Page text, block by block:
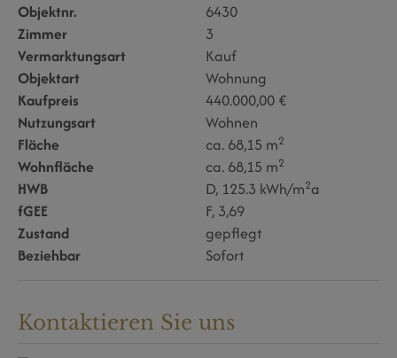
Objektnr.
6430
Zimmer
3
Vermarktungsart
Kauf
Objektart
Wohnung
Kaufpreis
440.000,00 €
Nutzungsart
Wohnen
Fläche
ca. 68,15 m2
Wohnfläche ca. 68,15 m2
HWB D, 125.3 kWh/m2a
fGEE
F, 3,69
Zustand
gepflegt
Beziehbar
Sofort
Kontaktieren Sie uns